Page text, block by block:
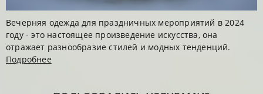
Вечерняя одежда для праздничных мероприятий в 2024
году - это настоящее произведение искусства, она
отражает разнообразие стилей и модных тенденций.
Подробнее